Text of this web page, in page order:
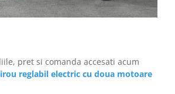
pret si comanda accesati acum
reglabil electric cu doua motoare